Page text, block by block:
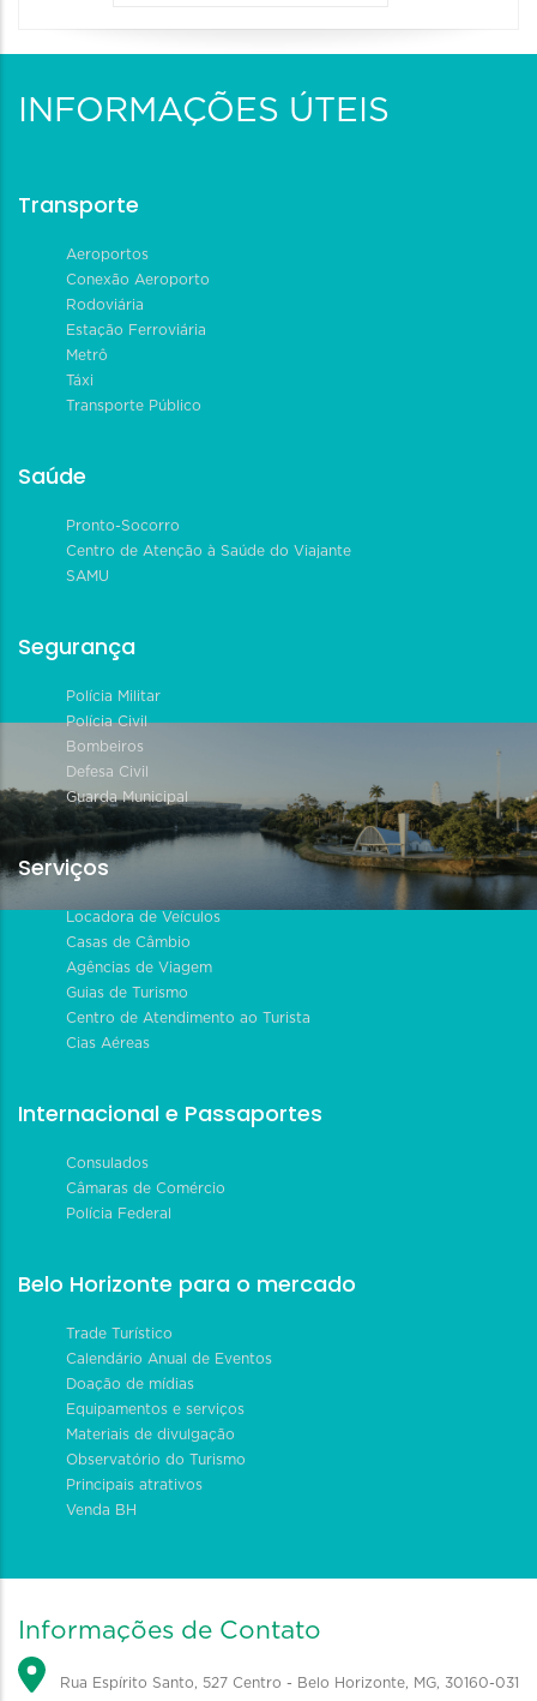
INFORMAÇÕES ÚTEIS
Transporte
Aeroportos
Conexão Aeroporto
Rodoviária
Estação Ferroviária
Metrô
Táxi
Transporte Público
Saúde
Pronto-Socorro
Centro de Atenção à Saúde do Viajante
SAMU
Segurança
Polícia Militar
Polícia Civil
Bombeiros
Defesa Civil
Guarda Municipal
Serviços
Locadora de Veículos
Casas de Câmbio
Agências de Viagem
Guias de Turismo
Centro de Atendimento ao Turista
Cias Aéreas
Internacional e Passaportes
Consulados
Câmaras de Comércio
Polícia Federal
Belo Horizonte para o mercado
Trade Turístico
Calendário Anual de Eventos
Doação de mídias
Equipamentos e serviços
Materiais de divulgação
Observatório do Turismo
Principais atrativos
Venda BH
Informações de Contato
Rua Espírito Santo, 527 Centro - Belo Horizonte, MG, 30160-031